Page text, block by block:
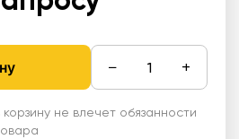
− +
не влечет обязанности